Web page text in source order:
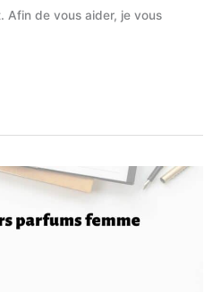
Afin de vous aider, je vous